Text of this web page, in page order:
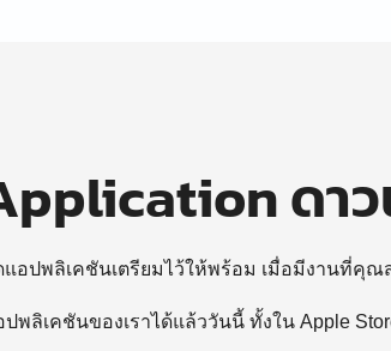
ดา
อปพลิเคชันเตรียมไว้ให้พร้อม เมื่อมีงานที่คุณ
ปพลิเคชันของเราได้แล้ววันนี้ ทั้งใน Apple